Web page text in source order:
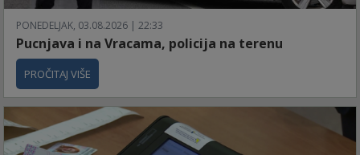
PONEDELJAK, 03.08.2026 | 22:33
Pucnjava i na Vracama, policija na terenu
PROČITAJ VIŠE